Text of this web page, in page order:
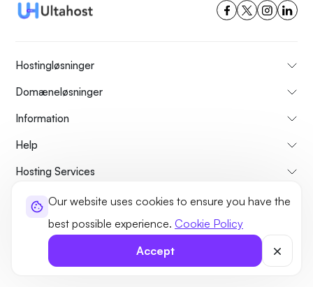
Our website uses cookies to ensure you have the
best possible experience. Cookie Policy
Accept
Hostingløsninger
Domæneløsninger
Information
Help
Hosting Services
Mest populære
Sammenligne